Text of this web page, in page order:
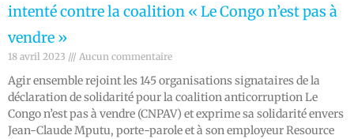
intenté contre la coalition « Le Congo n’est pas à
vendre »
18 avril 2023 Aucun commentaire
Agir ensemble rejoint les 145 organisations signataires de la
déclaration de solidarité pour la coalition anticorruption Le
Congo n’est pas à vendre (CNPAV) et exprime sa solidarité envers
Jean-Claude Mputu, porte-parole et à son employeur Resource